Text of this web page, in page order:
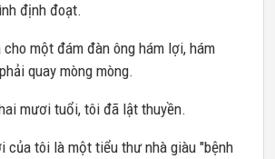
định đoạt.
một đám đàn ông hám lợi, hám
quay mòng mòng.
mươi tuổi, tôi đã lật thuyền.
của tôi là một tiểu thư nhà giàu "bệnh